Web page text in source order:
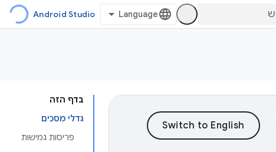
Android Studio
בדף הזה
גדלי מסכים
פריסות גמישות